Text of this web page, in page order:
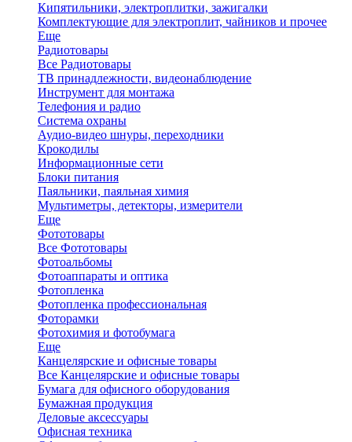
Кипятильники, электроплитки, зажигалки
Комплектующие для электроплит, чайников и прочее
Еще
Радиотовары
Все Радиотовары
ТВ принадлежности, видеонаблюдение
Инструмент для монтажа
Телефония и радио
Система охраны
Аудио-видео шнуры, переходники
Крокодилы
Информационные сети
Блоки питания
Паяльники, паяльная химия
Мультиметры, детекторы, измерители
Еще
Фототовары
Все Фототовары
Фотоальбомы
Фотоаппараты и оптика
Фотопленка
Фотопленка профессиональная
Фоторамки
Фотохимия и фотобумага
Еще
Канцелярские и офисные товары
Все Канцелярские и офисные товары
Бумага для офисного оборудования
Бумажная продукция
Деловые аксессуары
Офисная техника